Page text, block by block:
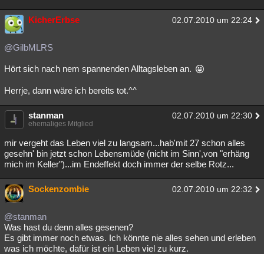
KicherErbse 02.07.2010 um 22:24
@GilbMLRS
Hört sich nach nem spannenden Alltagsleben an.
Herrje, dann wäre ich bereits tot.^^
stanman 02.07.2010 um 22:30
ehemaliges Mitglied
mir vergeht das Leben viel zu langsam...hab'mit 27 schon alles
gesehn' bin jetzt schon Lebensmüde (nicht im Sinn',von "erhäng
mich im Keller")...im Endeffekt doch immer der selbe Rotz...
Sockenzombie 02.07.2010 um 22:32
@stanman
Was hast du denn alles gesenen?
Es gibt immer noch etwas. Ich könnte nie alles sehen und erleben
was ich möchte, dafür ist ein Leben viel zu kurz.